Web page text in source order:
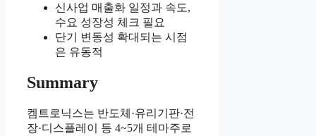
신사업 매출화 일정과 속도,
수요 성장성 체크 필요
단기 변동성 확대되는 시점
은 유동적
Summary
켐트로닉스는 반도체·유리기판·전
장·디스플레이 등 4~5개 테마주로